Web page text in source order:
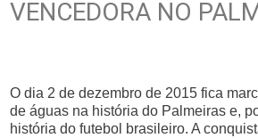
VENCEDORA NO
O dia 2 de dezembro de 2015 fica
de águas na história do Palmeiras e,
história do futebol brasileiro. A